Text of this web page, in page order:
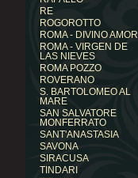
RE
ROGOROTTO
ROMA - DIVINO AMOR
ROMA - VIRGEN DE
LAS NIEVES
ROMA POZZO
ROVERANO
S. BARTOLOMEO AL
MARE
SAN SALVATORE
MONFERRATO
SANT'ANASTASIA
SAVONA
SIRACUSA
TINDARI